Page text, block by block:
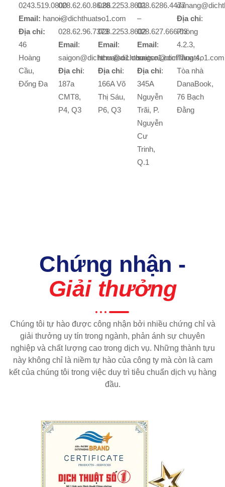
0243.519.0800
Email: hanoi@dichthuatso1.com
Địa chỉ:
46
Hoàng
Cầu,
Đống Đa
028.62.60.86.86
–
028.62.96.7373
Email:
saigon@dichthuatso1.com
Địa chỉ:
187a
CMT8,
P4, Q3
028.2253.8601
–
028.2253.8602
Email:
hcm@dichthuatso1.com
Địa chỉ:
166A Võ
Thị Sáu,
P6, Q3
028.6286.4477
–
028.627.666.03
Email:
saigon@dichthuatso1.com
Địa chỉ:
345A
Nguyễn
Trãi, P.
Nguyễn
Cư
Trinh,
Q.1
Địa chỉ:
Phòng
4.2.3,
Tầng 4,
Tòa nhà
DanaBook,
76 Bạch
Đằng
Chứng nhận -
Giải thưởng
Chúng tôi tự hào được công nhận bởi nhiều chứng chỉ và
giải thưởng uy tín trong ngành, phản ánh sự chuyên
nghiệp và chất lượng cao trong dịch vụ. Những thành tựu
này không chỉ là niềm tự hào của công ty mà còn là cam
kết của chúng tôi trong việc duy trì tiêu chuẩn dịch vụ hàng
đầu.